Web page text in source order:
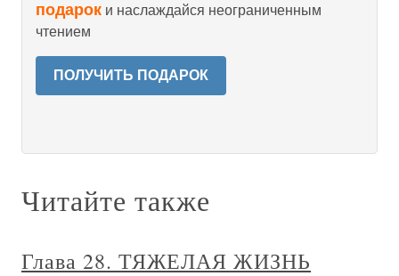
подарок и наслаждайся неограниченным
чтением
ПОЛУЧИТЬ ПОДАРОК
Читайте также
Глава 28. ТЯЖЕЛАЯ ЖИЗНЬ